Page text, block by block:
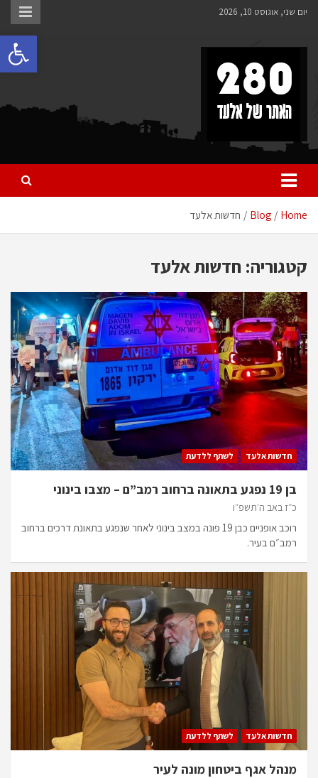
Skipיום שני, אוגוסט 10, 2026
280 – חדשות אלעד
כל מה שחדש ומעניין באלעד
Home
Blog חדשות אלעד
קטגוריה: חדשות אלעד
חדשות אלעד לשתף ללדעת
בן 19 נפגע בתאונה ברחוב רמב”ם – מצבו בינוני
כ״ז באב ה׳תשפ״ו
רוכב אופניים כבן 19 פונה במצב בינוני לאחר שנפגע בתאונת דרכים ברחוב
רמב״ם בעיר.
חדשות אלעד לשתף ללדעת
מנהל אגף ביטחון מונה לעיר